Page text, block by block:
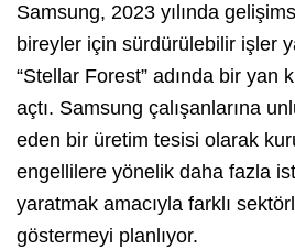
Samsung, 2023 yılında
bireyler için sürdürülebilir işler
“Stellar Forest” adında bir yan
açtı. Samsung çalışanlarına
eden bir üretim tesisi olarak
engellilere yönelik daha fazla
yaratmak amacıyla farklı
göstermeyi planlıyor.